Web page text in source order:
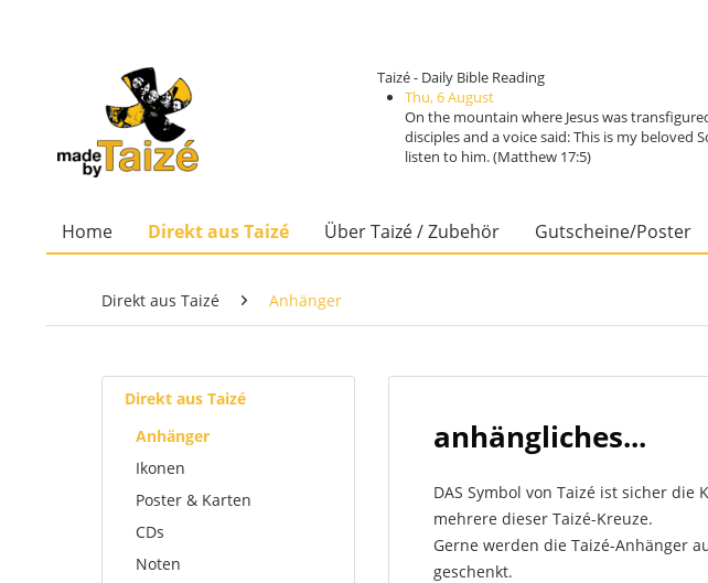
Taizé - Daily Bible Reading
Thu, 6 August
On the mountain where Jesus was
disciples and a voice said: This is my beloved
listen to him. (Matthew 17:5)
Home Direkt aus Taizé Über Taizé / Zubehör Gutscheine/Poster
Direkt aus Taizé Anhänger
Direkt aus Taizé
Anhänger
Ikonen
Poster & Karten
CDs
Noten
anhängliches...
DAS Symbol von Taizé ist sicher
mehrere dieser Taizé-Kreuze.
Gerne werden die Taizé-Anhänger
geschenkt.